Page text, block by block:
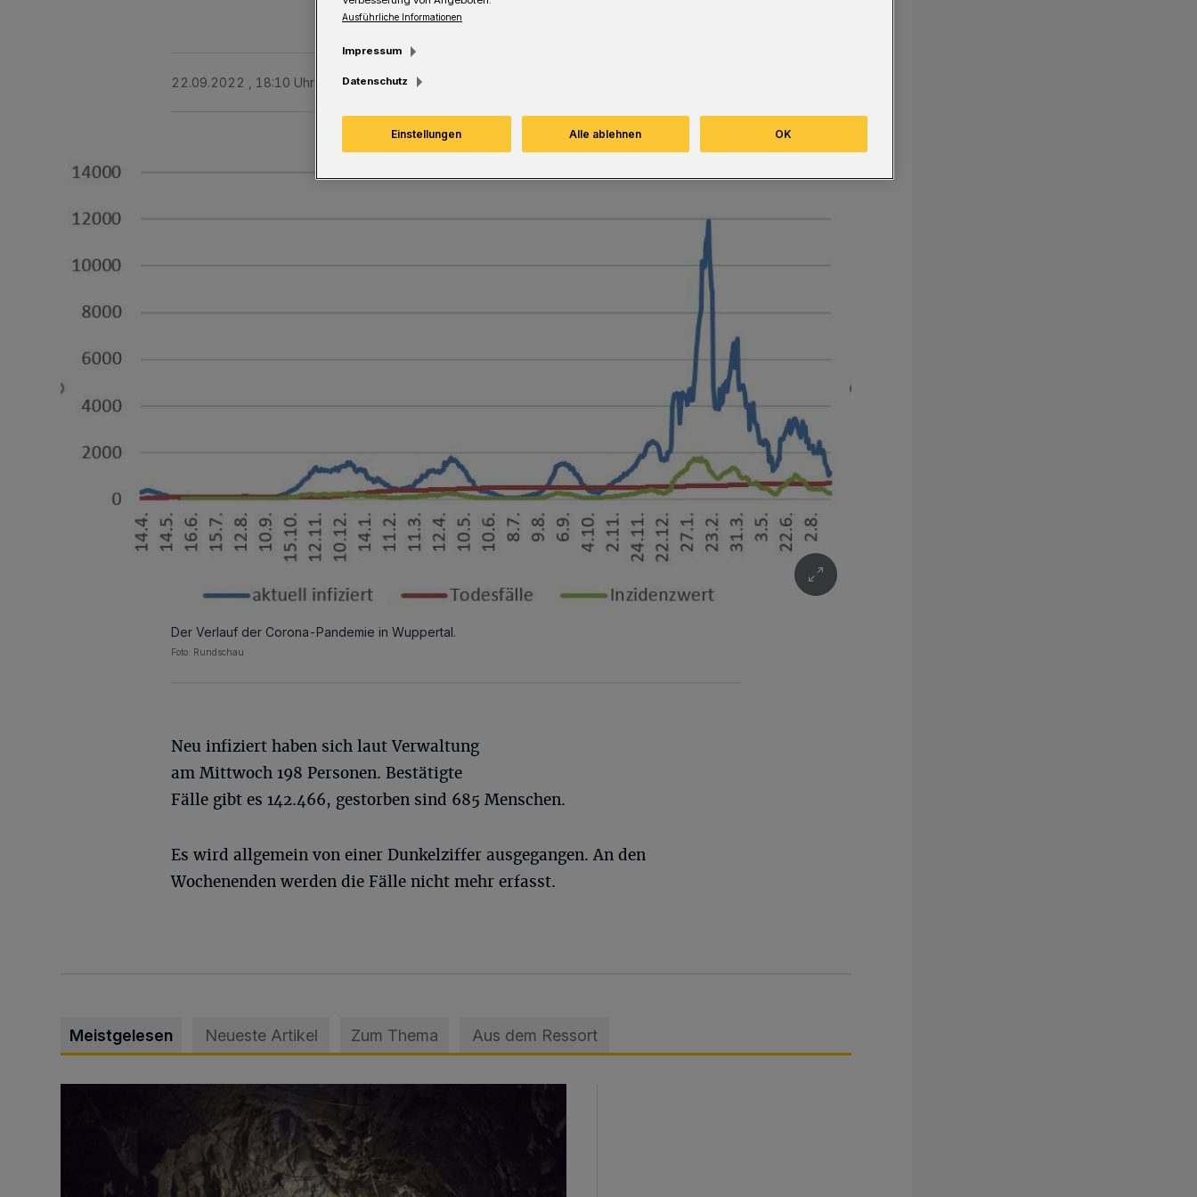
22.09.2022 , 18:10 Uhr Eine Minute Lesezeit
Der Verlauf der Corona-Pandemie in Wuppertal.
Foto: Rundschau
Neu infiziert haben sich laut Verwaltung
am Mittwoch 198 Personen. Bestätigte
Fälle gibt es 142.466, gestorben sind 685 Menschen.
Es wird allgemein von einer Dunkelziffer ausgegangen. An den
Wochenenden werden die Fälle nicht mehr erfasst.
Meistgelesen Neueste Artikel Zum Thema Aus dem Ressort
Ausführliche Informationen
Impressum
Datenschutz
Einstellungen Alle ablehnen OK